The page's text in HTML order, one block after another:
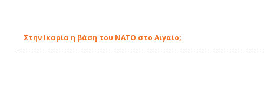
Στην Ικαρία η βάση του ΝΑΤΟ στο Αιγαίο;